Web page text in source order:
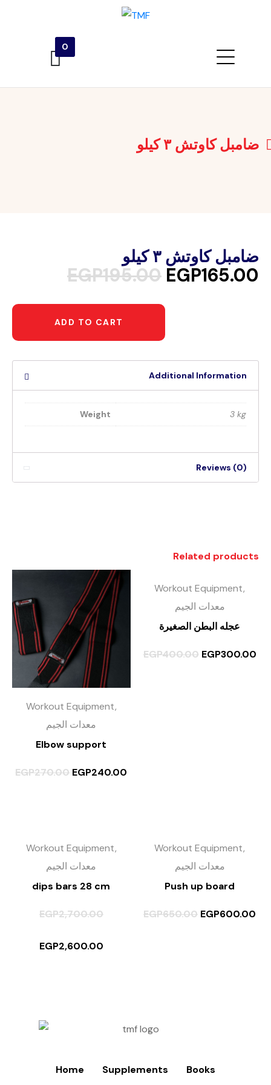
0
ضامبل كاوتش ٣ كيلو
ضامبل كاوتش ٣ كيلو
EGP195.00 EGP165.00
ADD TO CART
Additional Information
Weight 3 kg
Reviews (0)
Related products
Workout Equipment,
معدات الجيم
Elbow support
EGP270.00 EGP240.00
Workout Equipment,
معدات الجيم
عجله البطن الصغيرة
EGP400.00 EGP300.00
Workout Equipment,
معدات الجيم
dips bars 28 cm
EGP2,700.00
EGP2,600.00
Workout Equipment,
معدات الجيم
Push up board
EGP650.00 EGP600.00
Home Supplements Books